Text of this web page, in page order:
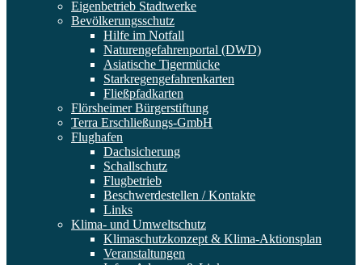
Eigenbetrieb Stadtwerke
Bevölkerungsschutz
Hilfe im Notfall
Naturengefahrenportal (DWD)
Asiatische Tigermücke
Starkregengefahrenkarten
Fließpfadkarten
Flörsheimer Bürgerstiftung
Terra Erschließungs-GmbH
Flughafen
Dachsicherung
Schallschutz
Flugbetrieb
Beschwerdestellen / Kontakte
Links
Klima- und Umweltschutz
Klimaschutzkonzept & Klima-Aktionsplan
Veranstaltungen